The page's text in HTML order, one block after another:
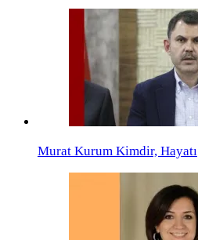
Murat Kurum Kimdir, Hayatı